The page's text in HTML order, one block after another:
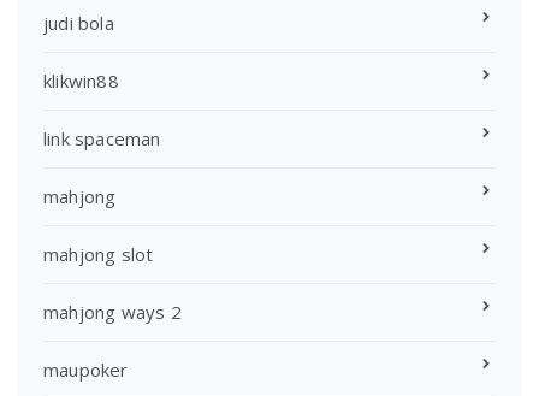
judi bola
klikwin88
link spaceman
mahjong
mahjong slot
mahjong ways 2
maupoker